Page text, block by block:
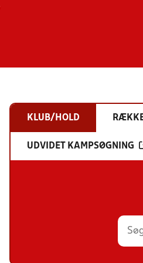
KLUB/HOLD
UDVIDET KAMPSØGNING